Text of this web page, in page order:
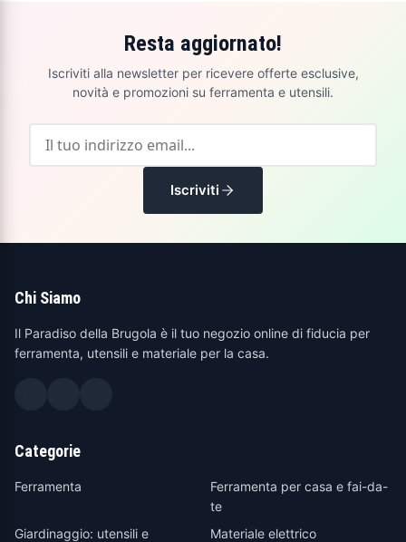
Resta aggiornato!
Iscriviti alla newsletter per ricevere offerte esclusive,
novità e promozioni su ferramenta e utensili.
Iscriviti
Chi Siamo
Il Paradiso della Brugola è il tuo negozio online di fiducia per
ferramenta, utensili e materiale per la casa.
Categorie
Ferramenta
Ferramenta per casa e fai-da-
te
Giardinaggio: utensili e
Materiale elettrico